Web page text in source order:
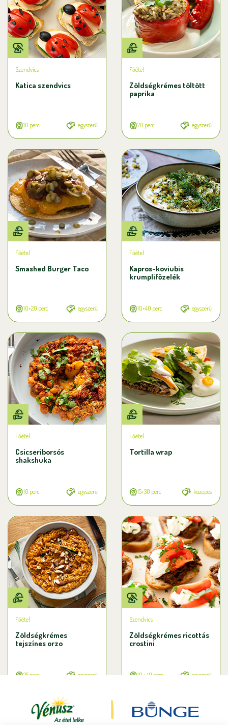
Szendvics
Katica szendvics
10 perc egyszerű
Főétel
Zöldségkrémes töltött
paprika
70 perc egyszerű
Főétel
Smashed Burger Taco
10+20 perc egyszerű
Főétel
Kapros-koviubis
krumplifőzelék
10+40 perc egyszerű
Főétel
Csicseriborsós
shakshuka
10 perc egyszerű
Főétel
Tortilla wrap
15+30 perc közepes
Főétel
Zöldségkrémes
tejszínes orzo
25 perc egyszerű
Szendvics
Zöldségkrémes ricottás
crostini
10 + 10 perc egyszerű